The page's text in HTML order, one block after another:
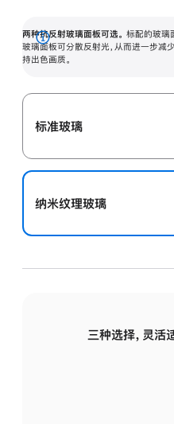
两种抗反射玻璃面板可选。 标配的玻璃
玻璃面板可分散反射光，从而进一步减
持出色画质。
展
开
标准玻璃
纳米纹理玻璃
三种选择，灵活